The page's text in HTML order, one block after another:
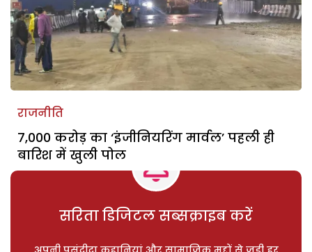
राजनीति
7,000 करोड़ का ‘इंजीनियरिंग मार्वल’ पहली ही
बारिश में खुली पोल
सरिता डिजिटल सब्सक्राइब करें